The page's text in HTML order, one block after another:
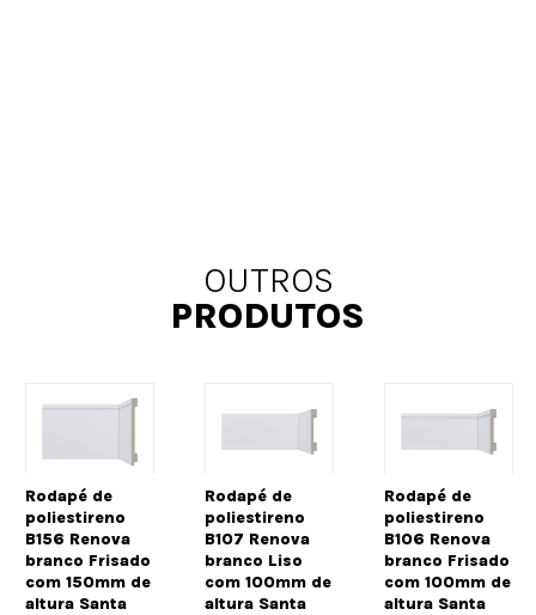
OUTROS
PRODUTOS
de
Rodapé de
poliestireno
B107 Renova
branco Liso
com 100mm de
altura Santa
Rodapé de
poliestireno
B106 Renova
branco Frisado
com 100mm de
altura Santa
Rodapé